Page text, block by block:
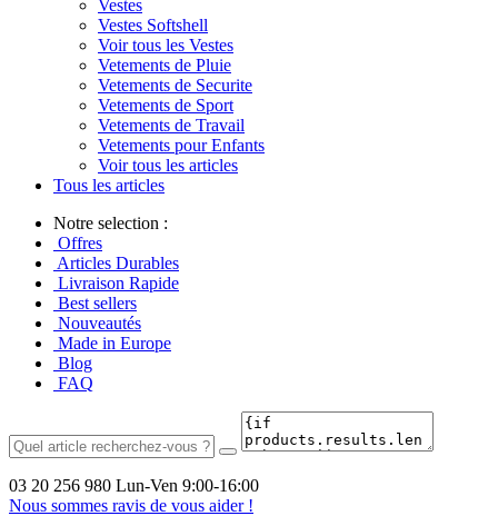
Vestes
Vestes Softshell
Voir tous les Vestes
Vetements de Pluie
Vetements de Securite
Vetements de Sport
Vetements de Travail
Vetements pour Enfants
Voir tous les articles
Tous les articles
Notre selection :
Offres
Articles Durables
Livraison Rapide
Best sellers
Nouveautés
Made in Europe
Blog
FAQ
03 20 256 980 Lun-Ven 9:00-16:00
Nous sommes ravis de vous aider !